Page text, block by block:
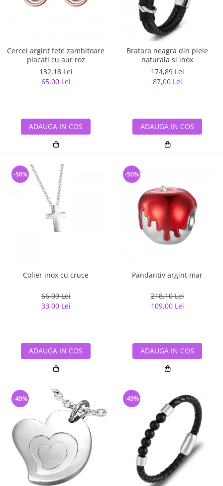
Cercei argint fete zambitoare
placati cu aur roz
132,18 Lei
65,00 Lei
ADAUGA IN COS
Bratara neagra din piele
naturala si inox
174,89 Lei
87,00 Lei
ADAUGA IN COS
Colier inox cu cruce
66,09 Lei
33,00 Lei
-50%
ADAUGA IN COS
Pandantiv argint mar
218,10 Lei
109,00 Lei
-50%
ADAUGA IN COS
-49% -49%